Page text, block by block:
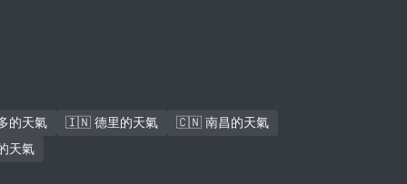
的天氣 🇮🇳 德里的天氣
🇨🇳 南昌的天氣
天氣